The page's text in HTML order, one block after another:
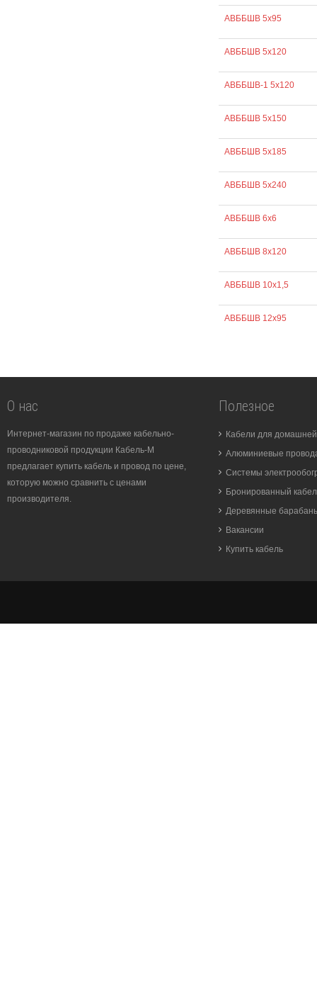
АВББШВ 5х95
АВББШВ 5х120
АВББШВ-1 5х120
АВББШВ 5х150
АВББШВ 5х185
АВББШВ 5х240
АВББШВ 6х6
АВББШВ 8х120
АВББШВ 10х1,5
АВББШВ 12х95
О нас
Интернет-магазин по продаже кабельно-
проводниковой продукции Кабель-М
предлагает купить кабель и провод по цене,
которую можно сравнить с ценами
производителя.
Полезное
Кабели для
Алюминиевые
Системы
Бронированный
Деревянные
Вакансии
Купить кабель